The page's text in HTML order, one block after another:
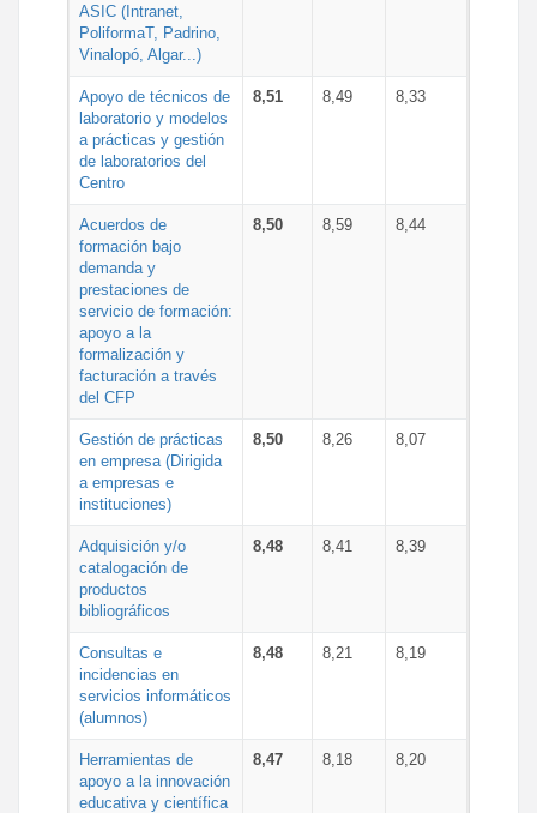
ASIC (Intranet,
PoliformaT, Padrino,
Vinalopó, Algar...)
Apoyo de técnicos de
laboratorio y modelos
a prácticas y gestión
de laboratorios del
Centro
8,51 8,49 8,33
Acuerdos de
formación bajo
demanda y
prestaciones de
servicio de formación:
apoyo a la
formalización y
facturación a través
del CFP
8,50 8,59 8,44
Gestión de prácticas
en empresa (Dirigida
a empresas e
instituciones)
8,50 8,26 8,07
Adquisición y/o
catalogación de
productos
bibliográficos
8,48 8,41 8,39
Consultas e
incidencias en
servicios informáticos
(alumnos)
8,48 8,21 8,19
Herramientas de
apoyo a la innovación
educativa y científica
8,47 8,18 8,20